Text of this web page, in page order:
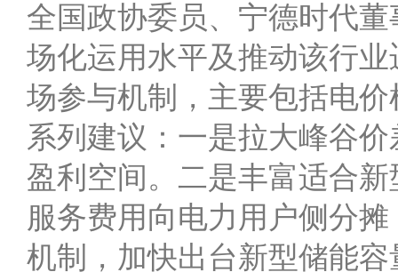
全国政协委员、宁德时代
场化运用水平及推动该行
场参与机制，主要包括电
系列建议：一是拉大峰谷
盈利空间。二是丰富适合
服务费用向电力用户侧分
机制，加快出台新型储能